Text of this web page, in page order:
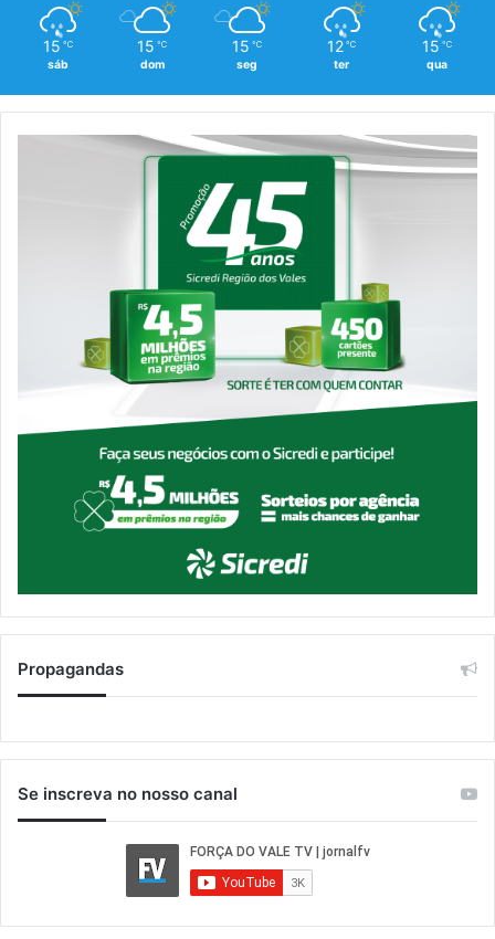
15 ℃
sáb
15 ℃
dom
15 ℃
seg
12 ℃
ter
15 ℃
qua
Propagandas
Se inscreva no nosso canal